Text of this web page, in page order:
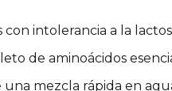
con intolerancia a la
de aminoácidos
mezcla rápida en